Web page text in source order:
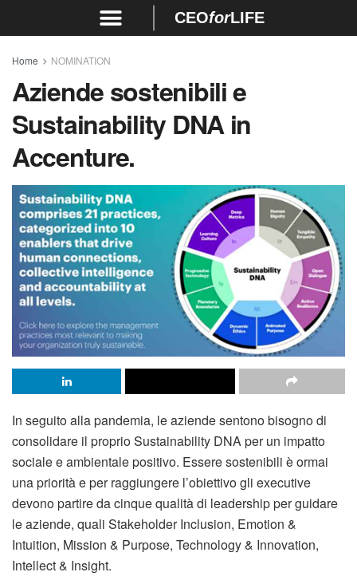
CEOforLIFE
Home NOMINATION
Aziende sostenibili e
Sustainability DNA in
Accenture.
In seguito alla pandemia, le aziende sentono bisogno di
consolidare il proprio Sustainability DNA per un impatto
sociale e ambientale positivo. Essere sostenibili è ormai
una priorità e per raggiungere l’obiettivo gli executive
devono partire da cinque qualità di leadership per guidare
le aziende, quali Stakeholder Inclusion, Emotion &
Intuition, Mission & Purpose, Technology & Innovation,
Intellect & Insight.